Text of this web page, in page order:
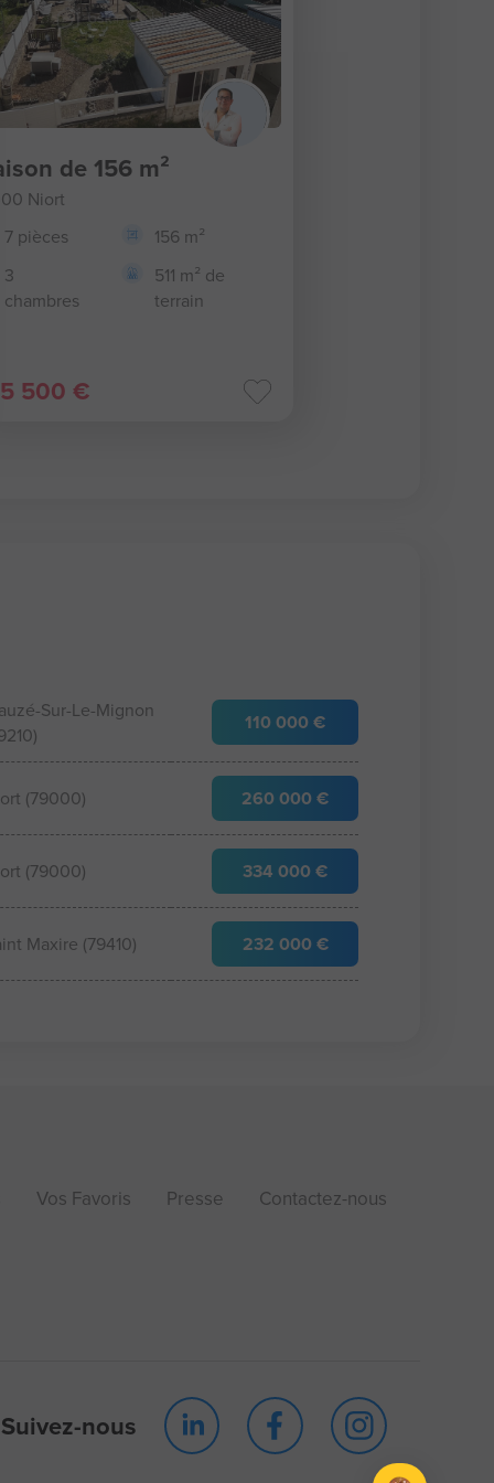
de 156 m²
Niort
7 pièces
156 m²
3
chambres
511 m² de
terrain
500 €
Sur-Le-Mignon
110 000 €
(79000) 260 000 €
(79000) 334 000 €
Maxire (79410) 232 000 €
Vos Favoris Presse Contactez-nous
Suivez-nous
Plateforme de Gestion du Consentement :